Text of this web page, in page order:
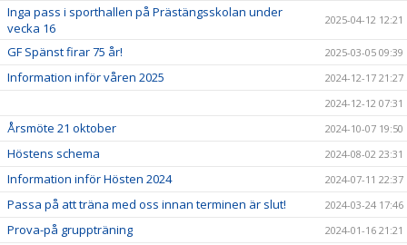
Inga pass i sporthallen på Prästängsskolan under
vecka 16
2025-04-12 12:21
GF Spänst firar 75 år! 2025-03-05 09:39
Information inför våren 2025
2024-12-17 21:27
2024-12-12 07:31
Årsmöte 21 oktober 2024-10-07 19:50
Höstens schema 2024-08-02 23:31
Information inför Hösten 2024 2024-07-11 22:37
Passa på att träna med oss innan terminen är slut! 2024-03-24 17:46
Prova-på gruppträning 2024-01-16 21:21